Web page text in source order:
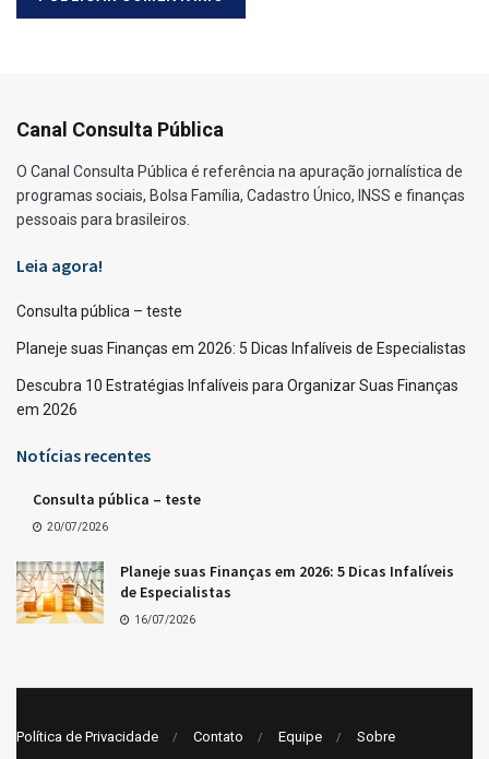
Canal Consulta Pública
O Canal Consulta Pública é referência na apuração jornalística de
programas sociais, Bolsa Família, Cadastro Único, INSS e finanças
pessoais para brasileiros.
Leia agora!
Consulta pública – teste
Planeje suas Finanças em 2026: 5 Dicas Infalíveis de Especialistas
Descubra 10 Estratégias Infalíveis para Organizar Suas Finanças
em 2026
Notícias recentes
Consulta pública – teste
20/07/2026
Planeje suas Finanças em 2026: 5 Dicas Infalíveis
de Especialistas
16/07/2026
Política de Privacidade Contato Equipe Sobre